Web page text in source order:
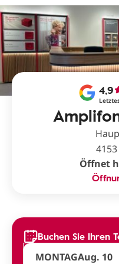
4,9
Öffnet
Buchen Sie Ihren
MONTAGAug. 10